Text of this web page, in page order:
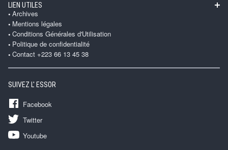
LIEN UTILES
Archives
Mentions légales
Conditions Générales d'Utilisation
Politique de confidentialité
Contact +223 66 13 45 38
SUIVEZ L' ESSOR
Facebook
Twitter
Youtube